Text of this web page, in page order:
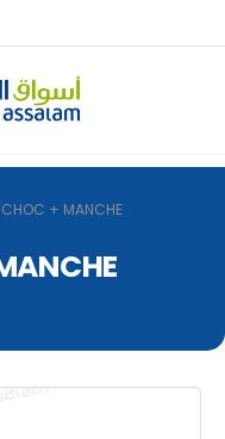
CHOC + MANCHE